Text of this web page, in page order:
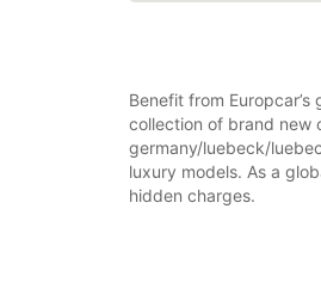
Benefit from
collection of brand new
germany/luebeck/
luxury models. As a
hidden charges.